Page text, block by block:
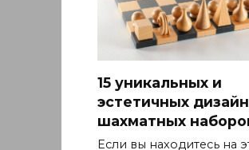
15 уникальных и
эстетичных
шахматных
Если вы находитесь на